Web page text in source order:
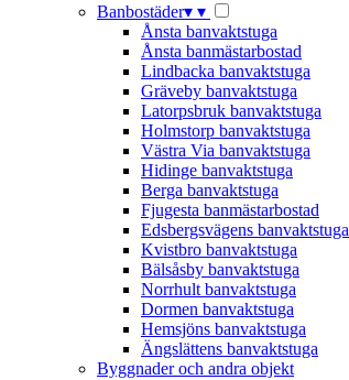
Banbostäder▾ ▾
Ånsta banvaktstuga
Ånsta banmästarbostad
Lindbacka banvaktstuga
Gräveby banvaktstuga
Latorpsbruk banvaktstuga
Holmstorp banvaktstuga
Västra Via banvaktstuga
Hidinge banvaktstuga
Berga banvaktstuga
Fjugesta banmästarbostad
Edsbergsvägens banvaktstuga
Kvistbro banvaktstuga
Bälsåsby banvaktstuga
Norrhult banvaktstuga
Dormen banvaktstuga
Hemsjöns banvaktstuga
Ängslättens banvaktstuga
Byggnader och andra objekt